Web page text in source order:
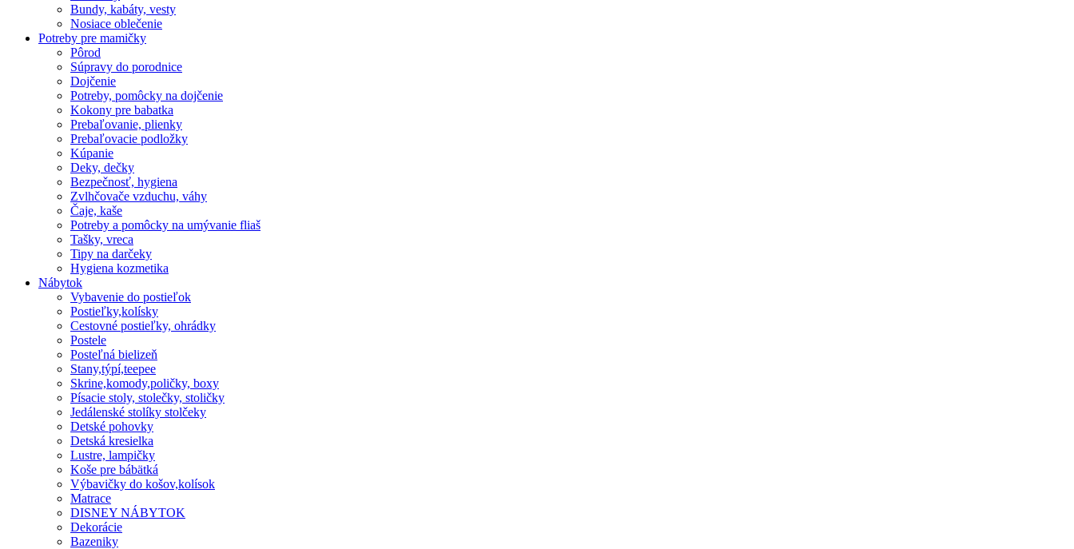
Bundy, kabáty, vesty
Nosiace oblečenie
Potreby pre mamičky
Pôrod
Súpravy do porodnice
Dojčenie
Potreby, pomôcky na dojčenie
Kokony pre babatka
Prebaľovanie, plienky
Prebaľovacie podložky
Kúpanie
Deky, dečky
Bezpečnosť, hygiena
Zvlhčovače vzduchu, váhy
Čaje, kaše
Potreby a pomôcky na umývanie fliaš
Tašky, vreca
Tipy na darčeky
Hygiena kozmetika
Nábytok
Vybavenie do postieľok
Postieľky,kolísky
Cestovné postieľky, ohrádky
Postele
Posteľná bielizeň
Stany,týpí,teepee
Skrine,komody,poličky, boxy
Písacie stoly, stolečky, stoličky
Jedálenské stolíky stolčeky
Detské pohovky
Detská kresielka
Lustre, lampičky
Koše pre bábätká
Výbavičky do košov,kolísok
Matrace
DISNEY NÁBYTOK
Dekorácie
Bazeniky